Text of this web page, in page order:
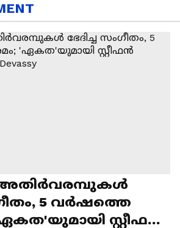
5 വർഷത്തെ
സ്റ്റീഫൻ